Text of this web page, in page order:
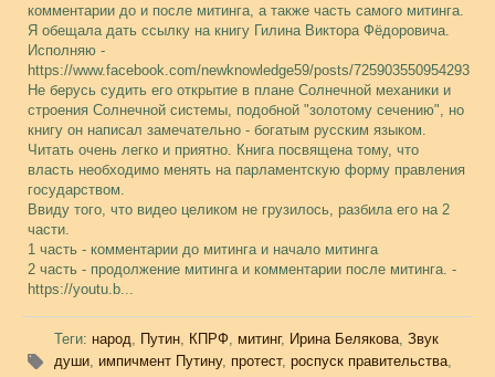
комментарии до и после митинга, а также часть самого митинга.
Я обещала дать ссылку на книгу Гилина Виктора Фёдоровича.
Исполняю -
https://www.facebook.com/newknowledge59/posts/725903550954293
Не берусь судить его открытие в плане Солнечной механики и
строения Солнечной системы, подобной "золотому сечению", но
книгу он написал замечательно - богатым русским языком.
Читать очень легко и приятно. Книга посвящена тому, что
власть необходимо менять на парламентскую форму правления
государством.
Ввиду того, что видео целиком не грузилось, разбила его на 2
части.
1 часть - комментарии до митинга и начало митинга
2 часть - продолжение митинга и комментарии после митинга. -
https://youtu.b...
Теги: народ, Путин, КПРФ, митинг, Ирина Белякова, Звук
души, импичмент Путину, протест, роспуск правительства,